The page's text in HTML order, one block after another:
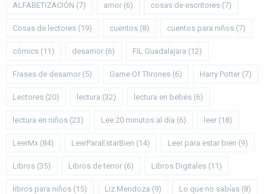
ALFABETIZACIÓN (7) amor (6) cosas de escritores (7)
Cosas de lectores (19) cuentos (8) cuentos para niños (7)
cómics (11) desamor (6) FIL Guadalajara (12)
Frases de desamor (5) Game Of Thrones (6) Harry Potter (7)
Lectores (20) lectura (32) lectura en bebés (6)
lectura en niños (23) Lee 20 minutos al día (6) leer (18)
LeerMx (84) LeerParaEstarBien (14) Leer para estar bien (9)
Libros (35) Libros de terror (6) Libros Digitales (11)
libros para niños (15) Liz Mendoza (9) Lo que no sabías (8)